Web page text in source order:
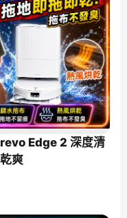
Edge 2 深度清
爽